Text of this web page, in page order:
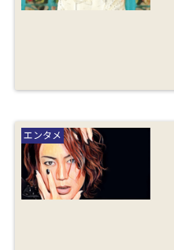
氷川きよしが性格悪
うはガセ？ホモセクハ
ラや暴力と創価学会強
要事件を調査！
エンタメ